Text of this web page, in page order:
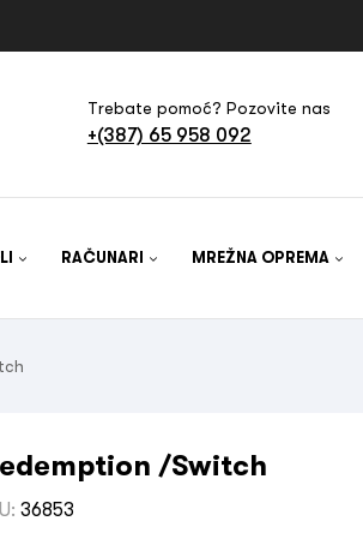
Trebate pomoć? Pozovite nas
+(387) 65 958 092
RAČUNARI MREŽNA OPREMA
/Switch
36853